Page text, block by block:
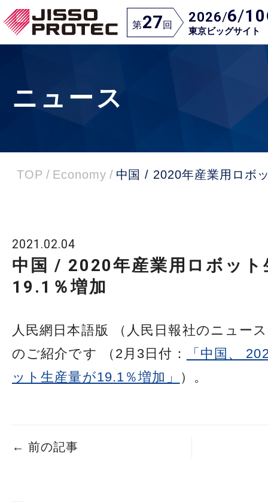
第27回 2026/6/10
東京ビッグサイト
ニュース
TOP / Economy / 中国 / 2020年産業用ロボ
2021.02.04
中国 / 2020年産業用ロボット
19.1％増加
人民網日本語版 （人民日報社のニュー
のご紹介です （2月3日付：
「中国、
ット生産量が19.1％増加」
）。
← 前の記事